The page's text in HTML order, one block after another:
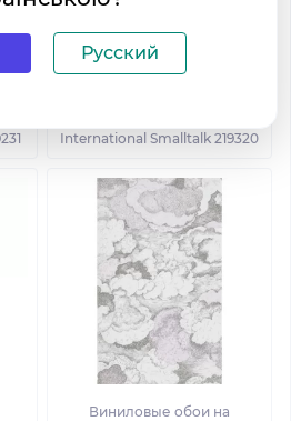
International Smalltalk 219320
Виниловые обои на
Русский